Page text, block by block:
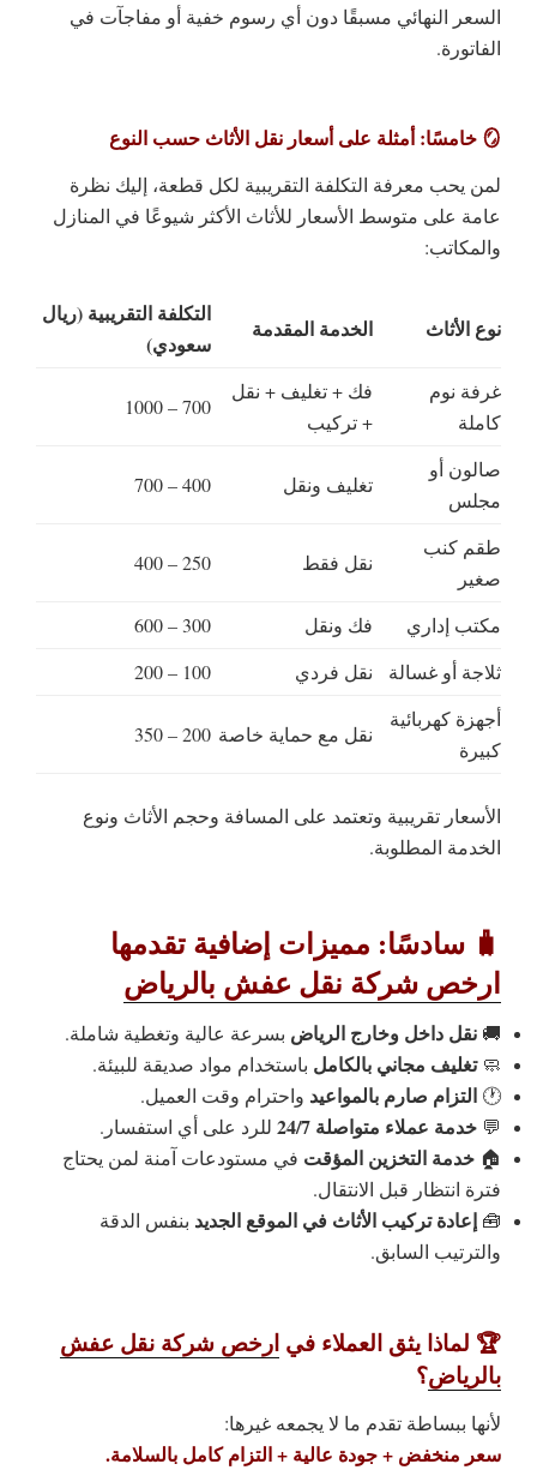
السعر النهائي مسبقًا دون أي رسوم خفية أو مفاجآت في
الفاتورة.
🪞 خامسًا: أمثلة على أسعار نقل الأثاث حسب النوع
لمن يحب معرفة التكلفة التقريبية لكل قطعة، إليك نظرة
عامة على متوسط الأسعار للأثاث الأكثر شيوعًا في المنازل
والمكاتب:
نوع الأثاث الخدمة المقدمة
التكلفة التقريبية (ريال
سعودي)
غرفة نوم
كاملة
فك + تغليف + نقل
+ تركيب
700 – 1000
صالون أو
مجلس
تغليف ونقل 400 – 700
طقم كنب
صغير
نقل فقط 250 – 400
مكتب إداري فك ونقل
300 – 600
ثلاجة أو غسالة
نقل فردي
100 – 200
أجهزة كهربائية
كبيرة
نقل مع حماية خاصة 200 – 350
الأسعار تقريبية وتعتمد على المسافة وحجم الأثاث ونوع
الخدمة المطلوبة.
🧳 سادسًا: مميزات إضافية تقدمها
ارخص شركة نقل عفش بالرياض
🚚 نقل داخل وخارج الرياض بسرعة عالية وتغطية شاملة.
🧼تغليف مجاني بالكامل باستخدام مواد صديقة للبيئة.
🕐 التزام صارم بالمواعيد واحترام وقت العميل.
💬 خدمة عملاء متواصلة 24/7
للرد على أي استفسار.
🏠 خدمة التخزين المؤقت في مستودعات آمنة لمن يحتاج
فترة انتظار قبل الانتقال.
🧰 إعادة تركيب الأثاث في الموقع الجديد بنفس الدقة
والترتيب السابق.
🏆 لماذا يثق العملاء في ارخص شركة نقل عفش
بالرياض؟
لأنها ببساطة تقدم ما لا يجمعه غيرها:
سعر منخفض + جودة عالية + التزام كامل بالسلامة.